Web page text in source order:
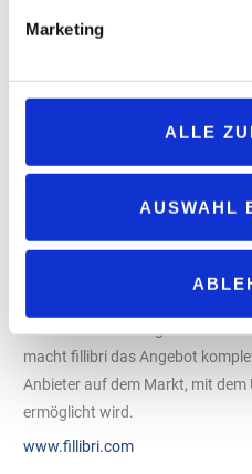
Marketing
ALLE
AUSWAHL
jeder Ladung auch regelmäßig
teilnehmen, sich Rabatte
fillibri bietet.
Alle Belege in einer App
Mit fillibri haben die Nutzer alle
gebündelt in die Buchhaltung
und die Verwaltung erheblich
Funktion ist ab Mitte des Jahres
macht fillibri das Angebot
Anbieter auf dem Markt, mit dem
ermöglicht wird.
www.fillibri.com